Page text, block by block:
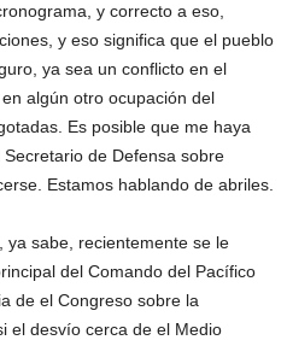
y ​​correcto a eso,
y eso significa que el pueblo
ya sea un conflicto en el
algún otro ocupación del
Es posible que me haya
de Defensa sobre
Estamos hablando de abriles.
ya sabe, recientemente se le
del Comando del Pacífico
de el Congreso sobre la
el desvío cerca de el Medio